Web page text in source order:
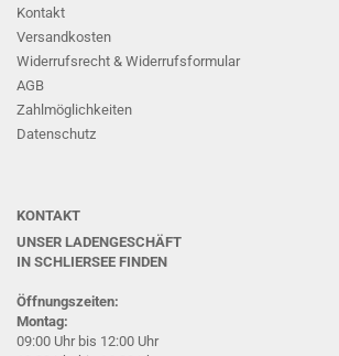
Kontakt
Versandkosten
Widerrufsrecht & Widerrufsformular
AGB
Zahlmöglichkeiten
Datenschutz
KONTAKT
UNSER LADENGESCHÄFT
IN SCHLIERSEE FINDEN
Öffnungszeiten:
Montag:
09:00 Uhr bis 12:00 Uhr